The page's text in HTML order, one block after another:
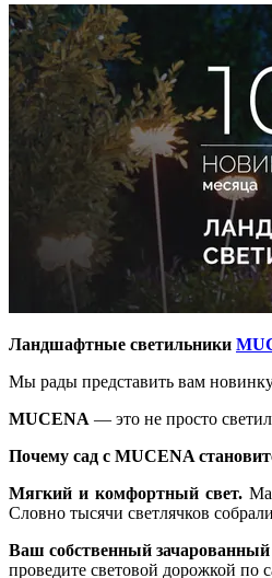
Ландшафтные светильники
Мы рады представить вам
MUCENA — это не просто
Почему сад с MUCENA
Мягкий и комфортный свет.
Словно тысячи светлячков
Ваш собственный зачарованный
проведите световой дорожкой по